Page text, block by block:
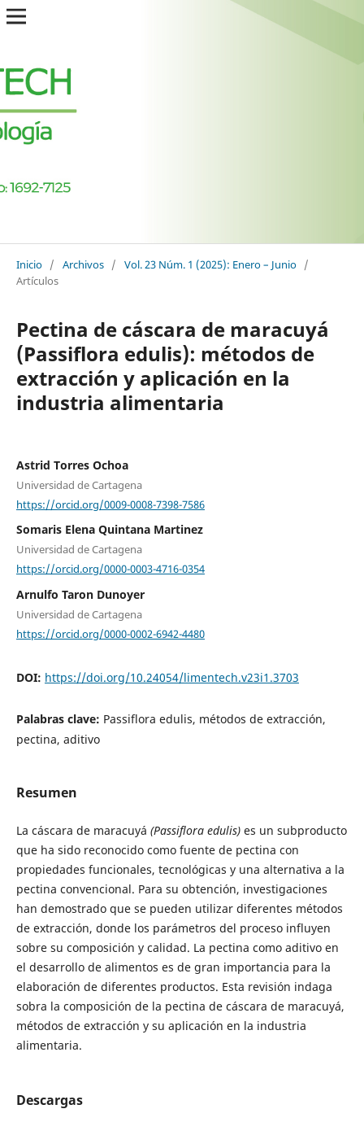
Inicio / Archivos / Vol. 23 Núm. 1 (2025): Enero – Junio /
Artículos
Pectina de cáscara de maracuyá
(Passiflora edulis): métodos de
extracción y aplicación en la
industria alimentaria
Astrid Torres Ochoa
Universidad de Cartagena
https://orcid.org/0009-0008-7398-7586
Somaris Elena Quintana Martinez
Universidad de Cartagena
https://orcid.org/0000-0003-4716-0354
Arnulfo Taron Dunoyer
Universidad de Cartagena
https://orcid.org/0000-0002-6942-4480
DOI: https://doi.org/10.24054/limentech.v23i1.3703
Palabras clave: Passiflora edulis, métodos de extracción,
pectina, aditivo
Resumen
La cáscara de maracuyá (Passiflora edulis)es un subproducto
que ha sido reconocido como fuente de pectina con
propiedades funcionales, tecnológicas y una alternativa a la
pectina convencional. Para su obtención, investigaciones
han demostrado que se pueden utilizar diferentes métodos
de extracción, donde los parámetros del proceso influyen
sobre su composición y calidad. La pectina como aditivo en
el desarrollo de alimentos es de gran importancia para la
elaboración de diferentes productos. Esta revisión indaga
sobra la composición de la pectina de cáscara de maracuyá,
métodos de extracción y su aplicación en la industria
alimentaria.
Descargas